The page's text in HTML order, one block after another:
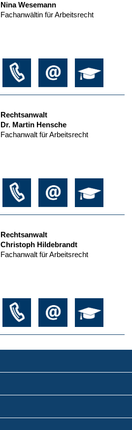
Nina Wesemann
Fachanwältin für Arbeitsrecht
Rechtsanwalt
Dr. Martin Hensche
Fachanwalt für Arbeitsrecht
Rechtsanwalt
Christoph Hildebrandt
Fachanwalt für Arbeitsrecht